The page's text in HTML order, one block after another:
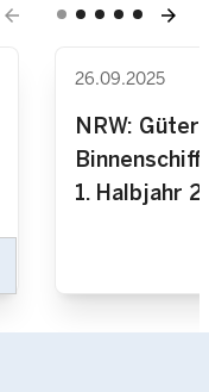
arrow_back arrow_forward
26.09.2025
NRW:
1. Halbjahr